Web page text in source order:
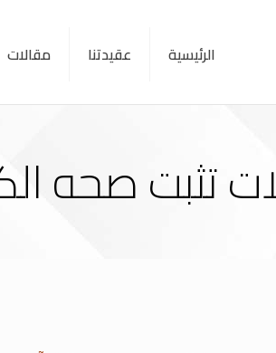
الرئيسية عقيدتنا مقالات
تثبت صحه